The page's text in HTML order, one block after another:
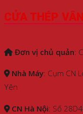
CỬA THÉP
Đơn vị chủ quản:
Nhà Máy: Cụm CN
Yên
CN Hà Nội: Số